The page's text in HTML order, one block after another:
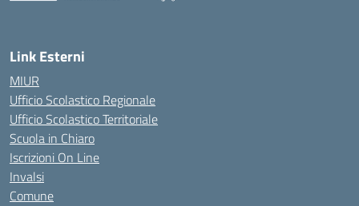
Link Esterni
MIUR
Ufficio Scolastico Regionale
Ufficio Scolastico Territoriale
Scuola in Chiaro
Iscrizioni On Line
Invalsi
Comune